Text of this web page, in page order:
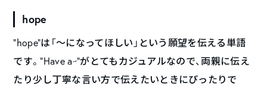
hope
“hope”は「〜になってほしい」という願望を伝える単語
です。”Have a~”がとてもカジュアルなので、両親に伝え
たり少し丁寧な言い方で伝えたいときにぴったりで